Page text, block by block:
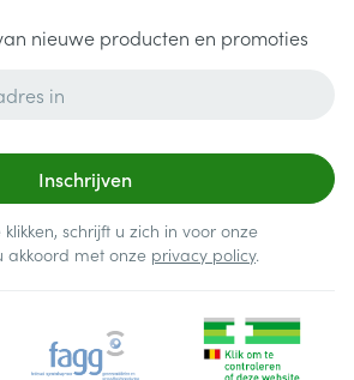
nieuwe producten en promoties
Inschrijven
schrijft u zich in voor onze
akkoord met onze privacy policy.